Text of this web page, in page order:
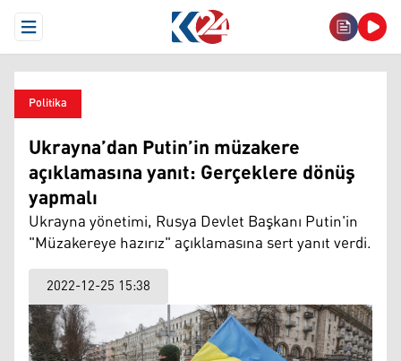
Open Menu
Politika
Ukrayna’dan Putin’in müzakere
açıklamasına yanıt: Gerçeklere dönüş
yapmalı
Ukrayna yönetimi, Rusya Devlet Başkanı Putin'in
"Müzakereye hazırız" açıklamasına sert yanıt verdi.
2022-12-25 15:38